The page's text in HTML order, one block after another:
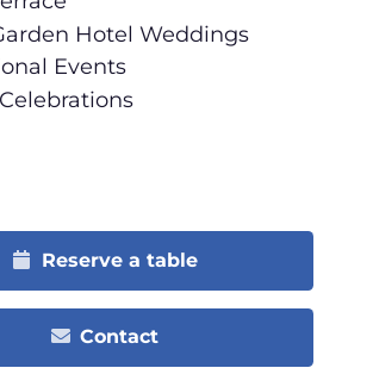
Hotel Weddings
Events
Reserve a table
Contact